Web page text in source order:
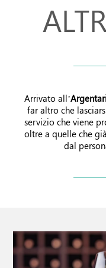
Arrivato all’
far altro che
servizio che viene
oltre a quelle che
dal